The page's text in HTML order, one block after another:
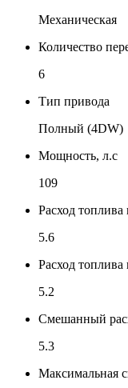
Механическая
Количество
6
Тип привода
Полный (4DW)
Мощность, л.с
109
Расход
5.6
Расход топлива
5.2
Смешанный
5.3
Максимальная